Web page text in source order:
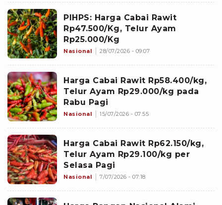
PIHPS: Harga Cabai Rawit
Rp47.500/Kg, Telur Ayam
Rp25.000/Kg
Nasional 28/07/2026 - 09:07
Harga Cabai Rawit Rp58.400/kg,
Telur Ayam Rp29.000/kg pada
Rabu Pagi
Nasional 15/07/2026 - 07:55
Harga Cabai Rawit Rp62.150/kg,
Telur Ayam Rp29.100/kg per
Selasa Pagi
Nasional 7/07/2026 - 07:18